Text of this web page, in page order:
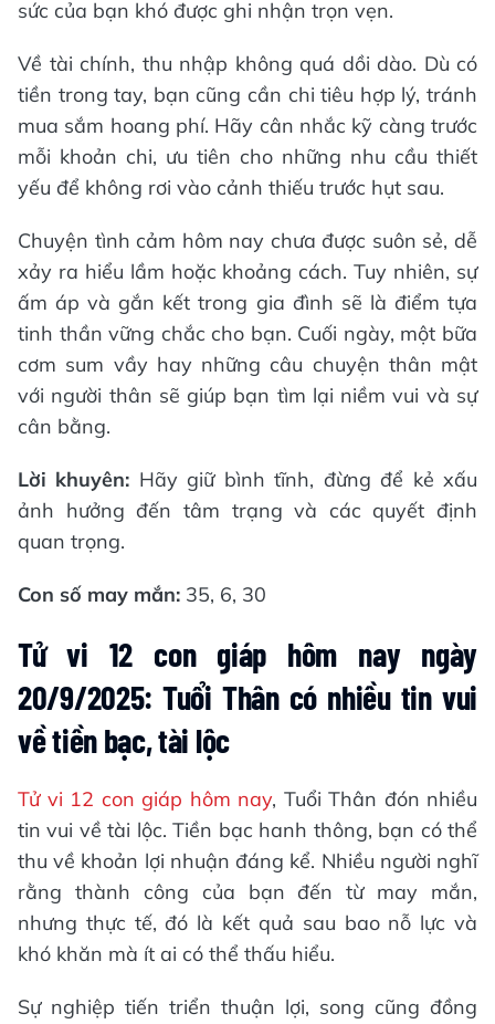
sức của bạn khó được ghi nhận trọn vẹn.
Về tài chính, thu nhập không quá dồi dào. Dù có
tiền trong tay, bạn cũng cần chi tiêu hợp lý, tránh
mua sắm hoang phí. Hãy cân nhắc kỹ càng trước
mỗi khoản chi, ưu tiên cho những nhu cầu thiết
yếu để không rơi vào cảnh thiếu trước hụt sau.
Chuyện tình cảm hôm nay chưa được suôn sẻ, dễ
xảy ra hiểu lầm hoặc khoảng cách. Tuy nhiên, sự
ấm áp và gắn kết trong gia đình sẽ là điểm tựa
tinh thần vững chắc cho bạn. Cuối ngày, một bữa
cơm sum vầy hay những câu chuyện thân mật
với người thân sẽ giúp bạn tìm lại niềm vui và sự
cân bằng.
Lời khuyên: Hãy giữ bình tĩnh, đừng để kẻ xấu
ảnh hưởng đến tâm trạng và các quyết định
quan trọng.
Con số may mắn: 35, 6, 30
Tử vi 12 con giáp hôm nay ngày
20/9/2025: Tuổi Thân có nhiều tin vui
về tiền bạc, tài lộc
Tử vi 12 con giáp hôm nay, Tuổi Thân đón nhiều
tin vui về tài lộc. Tiền bạc hanh thông, bạn có thể
thu về khoản lợi nhuận đáng kể. Nhiều người nghĩ
rằng thành công của bạn đến từ may mắn,
nhưng thực tế, đó là kết quả sau bao nỗ lực và
khó khăn mà ít ai có thể thấu hiểu.
Sự nghiệp tiến triển thuận lợi, song cũng đồng